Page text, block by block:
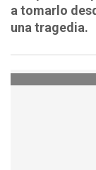
a tomarlo
una tragedia.